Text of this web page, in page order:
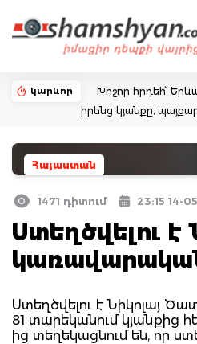
կարևոր
Խոշոր հրդեհ՝
իրենց կյանքը,
Հայաստան
1471 դիտում 23:15 14-
Ստեղծվելու
Ստեղծվելու է Նիկոլայ
81 տարեկանում կյանքից
ից տեղեկացնում են, որ